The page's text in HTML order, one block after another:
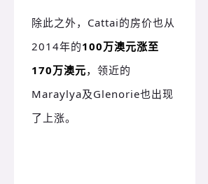
除此之外，Cattai的房价也从
2014年的100万澳元涨至
170万澳元， 领近的
Maraylya及Glenorie也出现
了上涨。